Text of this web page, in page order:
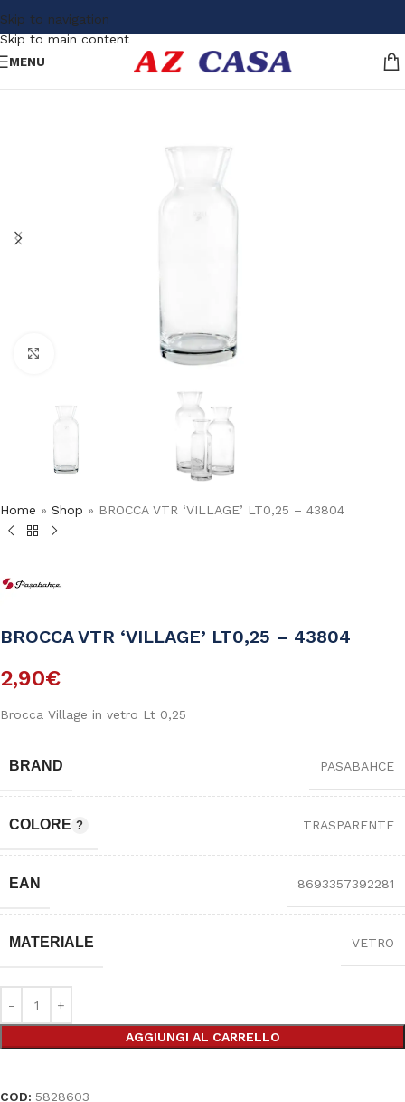
Skip to navigation
Skip to main content
MENU
Home » Shop » BROCCA VTR ‘VILLAGE’ LT0,25 – 43804
BROCCA VTR ‘VILLAGE’ LT0,25 – 43804
2,90€
Brocca Village in vetro Lt 0,25
BRAND PASABAHCE
COLORE TRASPARENTE
EAN 8693357392281
MATERIALE VETRO
AGGIUNGI AL CARRELLO
COD: 5828603